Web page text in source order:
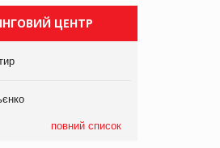
ЦЕНТР
повний список